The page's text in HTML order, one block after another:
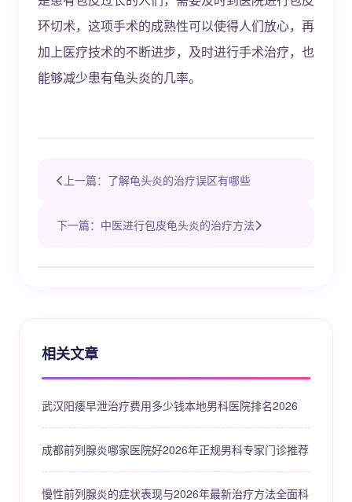
环切术，这项手术的成熟性可以使得人们放心，再
加上医疗技术的不断进步，及时进行手术治疗，也
能够减少患有龟头炎的几率。
上一篇：了解龟头炎的治疗误区有哪些
下一篇：中医进行包皮龟头炎的治疗方法
相关文章
武汉阳痿早泄治疗费用多少钱本地男科医院排名2026
成都前列腺炎哪家医院好2026年正规男科专家门诊推荐
慢性前列腺炎的症状表现与2026年最新治疗方法全面科